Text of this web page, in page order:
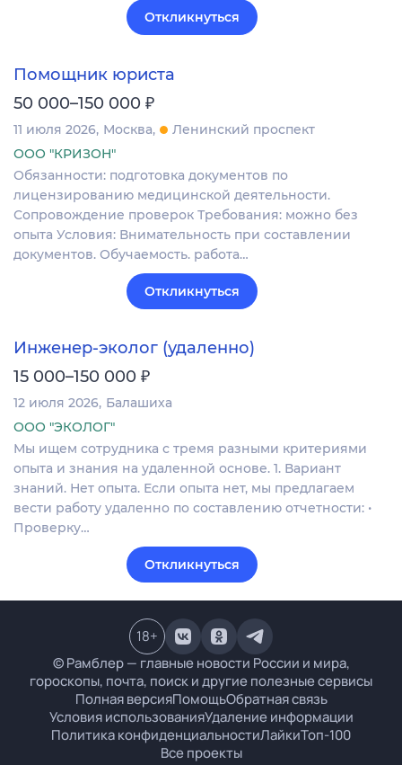
Откликнуться
Помощник юриста
50 000–150 000 ₽
11 июля 2026 Москва
Ленинский проспект
ООО "КРИЗОН"
Обязанности: подготовка документов по
лицензированию медицинской деятельности.
Сопровождение проверок Требования: можно без
опыта Условия: Внимательность при составлении
документов. Обучаемость. работа…
Откликнуться
Инженер-эколог (удаленно)
15 000–150 000 ₽
12 июля 2026 Балашиха
ООО "ЭКОЛОГ"
Мы ищем сотрудника с тремя разными критериями
опыта и знания на удаленной основе. 1. Вариант
знаний. Нет опыта. Если опыта нет, мы предлагаем
вести работу удаленно по составлению отчетности: •
Проверку…
Откликнуться
© Рамблер — главные новости России и мира,
гороскопы, почта, поиск и другие полезные сервисы
Полная версияПомощьОбратная связь
Условия использованияУдаление информации
Политика конфиденциальностиЛайкиТоп-100
Все проекты
18+